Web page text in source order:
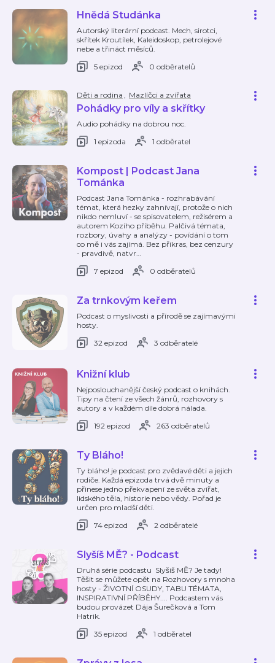
Hnědá Studánka
Autorský literární podcast. Mech, sirotci,
skřítek Kroutílek, Kaleidoskop, petrolejové
nebe a třináct měsíců.
5 epizod
0 odběratelů
Děti a rodina , Mazlíčci a zvířata
Pohádky pro víly a skřítky
Audio pohádky na dobrou noc.
1 epizoda
1 odběratel
Kompost | Podcast Jana
Tománka
Podcast Jana Tománka - rozhrabávání
témat, která hezky zahnívají, protože o nich
nikdo nemluví - se spisovatelem, režisérem a
autorem Kozího příběhu. Palčivá témata,
rozbory, úvahy a analýzy - povídání o tom
co mě i vás zajímá. Bez příkras, bez cenzury
- pravdivě, natvr…
7 epizod
0 odběratelů
Za trnkovým keřem
Podcast o myslivosti a přírodě se zajímavými
hosty.
32 epizod
3 odběratelé
Knižní klub
Nejposlouchanější český podcast o knihách.
Tipy na čtení ze všech žánrů, rozhovory s
autory a v každém díle dobrá nálada.
192 epizod
263 odběratelů
Ty Bláho!
Ty bláho! je podcast pro zvědavé děti a jejich
rodiče. Každá epizoda trvá dvě minuty a
přinese jedno překvapení ze světa zvířat,
lidského těla, historie nebo vědy. Pořad je
určen pro mladší děti.
74 epizod
2 odběratelé
Slyšíš MĚ? - Podcast
Druhá série podcastu Slyšíš MĚ? Je tady!
Těšit se můžete opět na Rozhovory s mnoha
hosty - ŽIVOTNÍ OSUDY, TABU TÉMATA,
INSPIRATIVNÍ PŘÍBĚHY.... Podcastem vás
budou provázet Dája Šurečková a Tom
Hatrik.
35 epizod
1 odběratel